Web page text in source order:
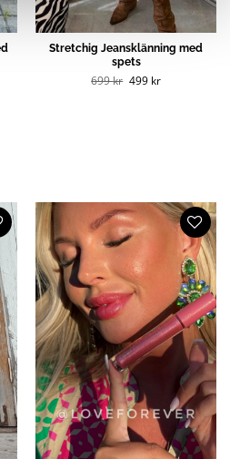
Stretchig Jeansklänning med
spets
699kr Det
ursprungliga
499 krDet